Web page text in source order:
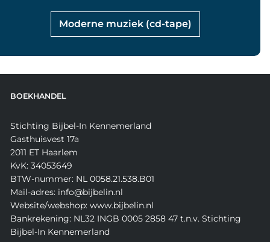
Moderne muziek (cd-tape)
BOEKHANDEL
Stichting Bijbel-In Kennemerland
Gasthuisvest 17a
2011 ET Haarlem
KvK: 34053649
BTW-nummer: NL 0058.21.538.B01
Mail-adres: info@bijbelin.nl
Website/webshop: www.bijbelin.nl
Bankrekening: NL32 INGB 0005 2858 47 t.n.v. Stichting
Bijbel-In Kennemerland